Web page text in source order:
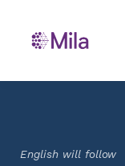
English will follow